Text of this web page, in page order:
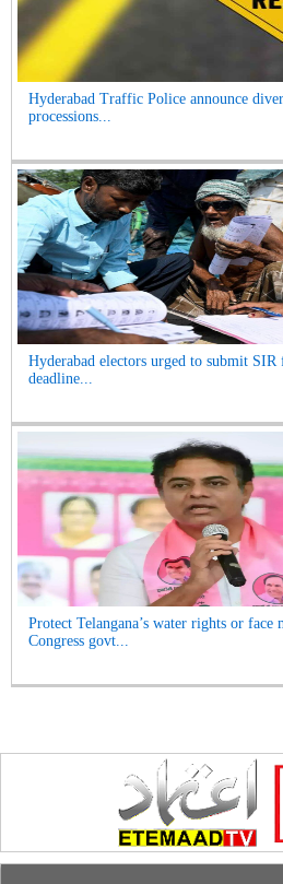
Hyderabad Traffic Police announce
processions...
Hyderabad electors urged to submit
deadline...
Protect Telangana’s water rights or face
Congress govt...